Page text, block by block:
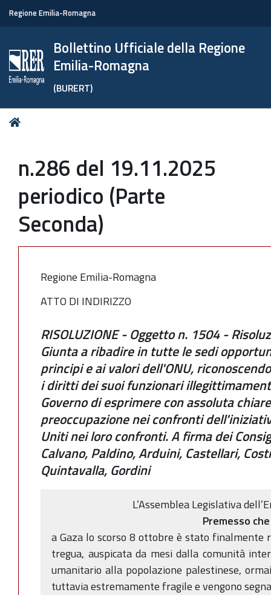
Regione Emilia-Romagna
Bollettino Ufficiale della Regione
Emilia-Romagna
(BURERT)
Tu
n.286 del 19.11.2025
periodico (Parte
Seconda)
Regione Emilia-Romagna
ATTO DI INDIRIZZO
RISOLUZIONE - Oggetto n. 1504 -
Giunta a ribadire in tutte le sedi
principi e ai valori dell'ONU,
i diritti dei suoi funzionari
Governo di esprimere con assoluta
preoccupazione nei confronti
Uniti nei loro confronti. A firma dei
Calvano, Paldino, Arduini, Castellari,
Quintavalla, Gordini
L’Assemblea Legislativa
Premesso che
a Gaza lo scorso 8 ottobre è stato finalmente
tregua, auspicata da mesi dalla comunità
umanitario alla popolazione palestinese,
tuttavia estremamente fragile e vengono